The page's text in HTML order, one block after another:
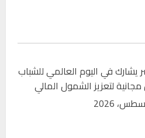
كمال كبير مذيعي القناة
يشارك في اليوم العالمي للشباب
لتعزيز الشمول المالي